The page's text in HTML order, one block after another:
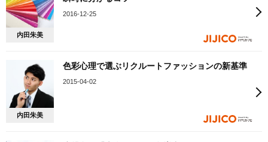
内田朱美
2016-12-25
内田朱美
色彩心理で選ぶリクルートファッションの新基準
2015-04-02